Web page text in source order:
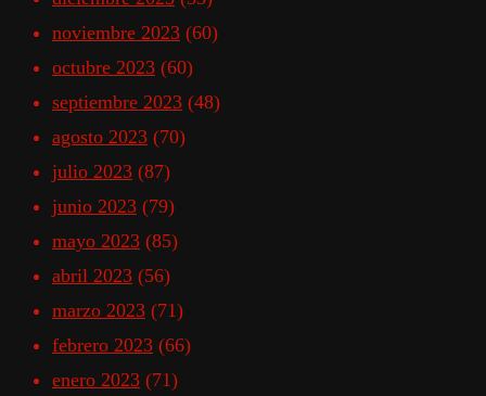
noviembre 2023 (60)
octubre 2023 (60)
septiembre 2023 (48)
agosto 2023 (70)
julio 2023 (87)
junio 2023 (79)
mayo 2023 (85)
abril 2023 (56)
marzo 2023 (71)
febrero 2023 (66)
enero 2023 (71)